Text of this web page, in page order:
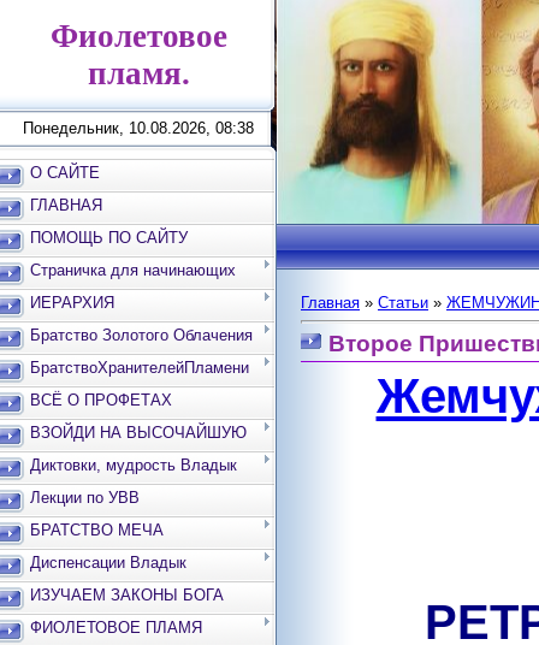
Фиолетовое
пламя.
Понедельник, 10.08.2026, 08:38
О САЙТЕ
ГЛАВНАЯ
ПОМОЩЬ ПО САЙТУ
Страничка для начинающих
ИЕРАРХИЯ
Братство Золотого Облачения
БратствоХранителейПламени
ВСЁ О ПРОФЕТАХ
ВЗОЙДИ НА ВЫСОЧАЙШУЮ
ВЕРШИНУ
Диктовки, мудрость Владык
Лекции по УВВ
БРАТСТВО МЕЧА
Диспенсации Владык
ИЗУЧАЕМ ЗАКОНЫ БОГА
ФИОЛЕТОВОЕ ПЛАМЯ
Главная » Статьи »
Второе